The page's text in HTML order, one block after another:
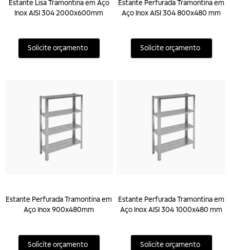
Estante Lisa Tramontina em Aço
Inox AISI 304 2000x600mm
Solicite orçamento
Estante Perfurada Tramontina em
Aço Inox AISI 304 800x480 mm
Solicite orçamento
Estante Perfurada Tramontina em
Aço Inox 900x480mm
Solicite orçamento
Estante Perfurada Tramontina em
Aço Inox AISI 304 1000x480 mm
Solicite orçamento